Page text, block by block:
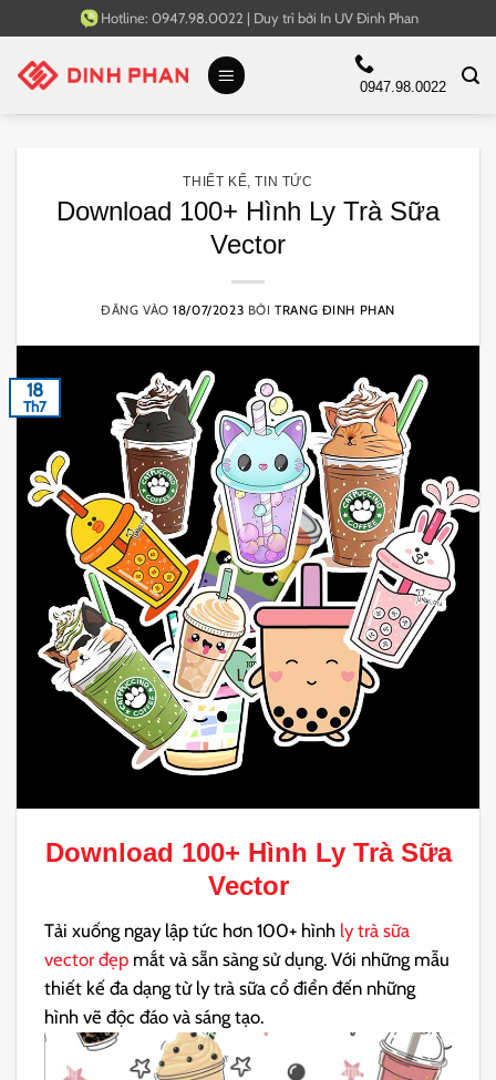
qua
nội
Hotline: 0947.98.0022 | Duy trì bởi In UV Đinh Phan
0947.98.0022
THIẾT KẾ ,TIN TỨC
Download 100+ Hình Ly Trà Sữa
Vector
ĐĂNG VÀO18/07/2023 BỞITRANG ĐINH PHAN
18
Th7
Download 100+ Hình Ly Trà Sữa
Vector
Tải xuống ngay lập tức hơn 100+ hình ly trà sữa
vector đẹp mắt và sẵn sàng sử dụng. Với những mẫu
thiết kế đa dạng từ ly trà sữa cổ điển đến những
hình vẽ độc đáo và sáng tạo.